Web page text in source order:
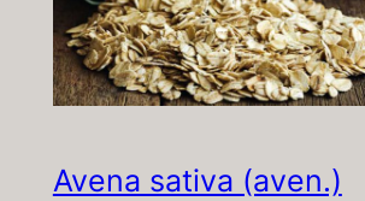
Avena sativa (aven.)